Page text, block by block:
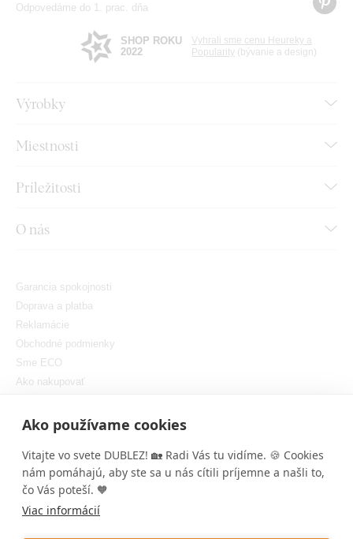
Ako používame cookies
Vitajte vo svete DUBLEZ! 🏡 Radi Vás tu vidíme. 🍪 Cookies
nám pomáhajú, aby ste sa u nás cítili príjemne a našli to,
čo Vás poteší. 🧡
Viac informácií
Výrobky
Miestnosti
Príležitosti
O nás
Odpovedáme do 1. prac. dňa
SHOP ROKU
2022
Vyhrali sme cenu Heureky a
Popularity (bývanie a design)
Garancia spokojnosti
Doprava a platba
Reklamácie
Obchodné podmienky
Sme ECO
Ako nakupovať
Nastaviť cookies